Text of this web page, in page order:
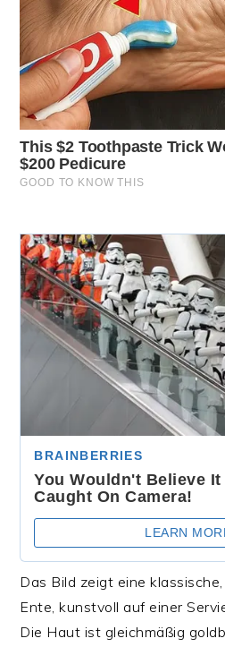
Das Bild zeigt eine
Ente, kunstvoll auf einer
Die Haut ist gleichmäßig